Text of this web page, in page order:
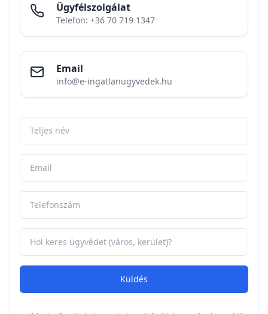
Ügyfélszolgálat
Telefon: +36 70 719 1347
Email
info@e-ingatlanugyvedek.hu
Küldés